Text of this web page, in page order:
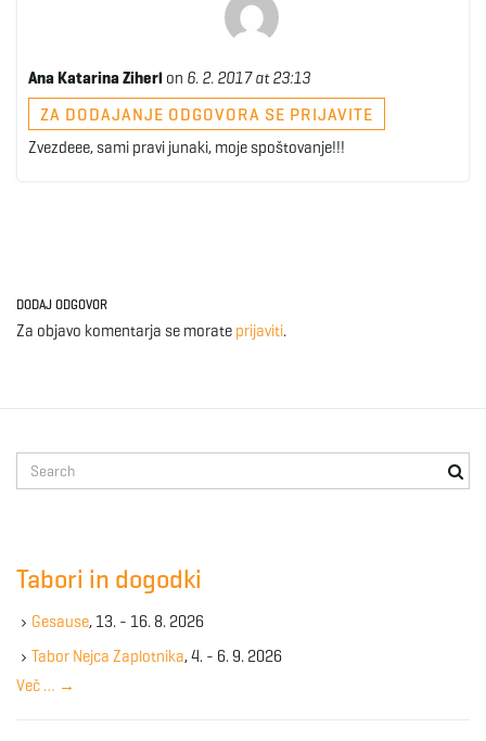
Ana Katarina Ziherl on 6. 2. 2017 at 23:13
ZA DODAJANJE ODGOVORA SE PRIJAVITE
Zvezdeee, sami pravi junaki, moje spoštovanje!!!
DODAJ ODGOVOR
Za objavo komentarja se morate prijaviti.
e
e
y
w
r
Tabori in dogodki
Gesause, 13. - 16. 8. 2026
Tabor Nejca Zaplotnika, 4. - 6. 9. 2026
Več … →